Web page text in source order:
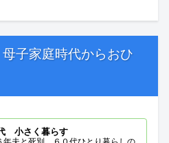
子家庭時代からおひ
小さく暮らす